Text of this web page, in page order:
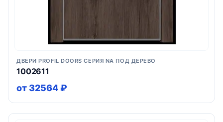
ДВЕРИ PROFIL DOORS СЕРИЯ NA ПОД ДЕРЕВО
1002611
от 32564 ₽